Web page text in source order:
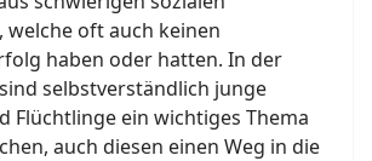
welche oft auch keinen
haben oder hatten. In der
selbstverständlich junge
Flüchtlinge ein wichtiges Thema
auch diesen einen Weg in die